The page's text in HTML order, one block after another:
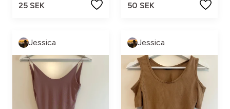
25 SEK
50 SEK
Jessica Jessica